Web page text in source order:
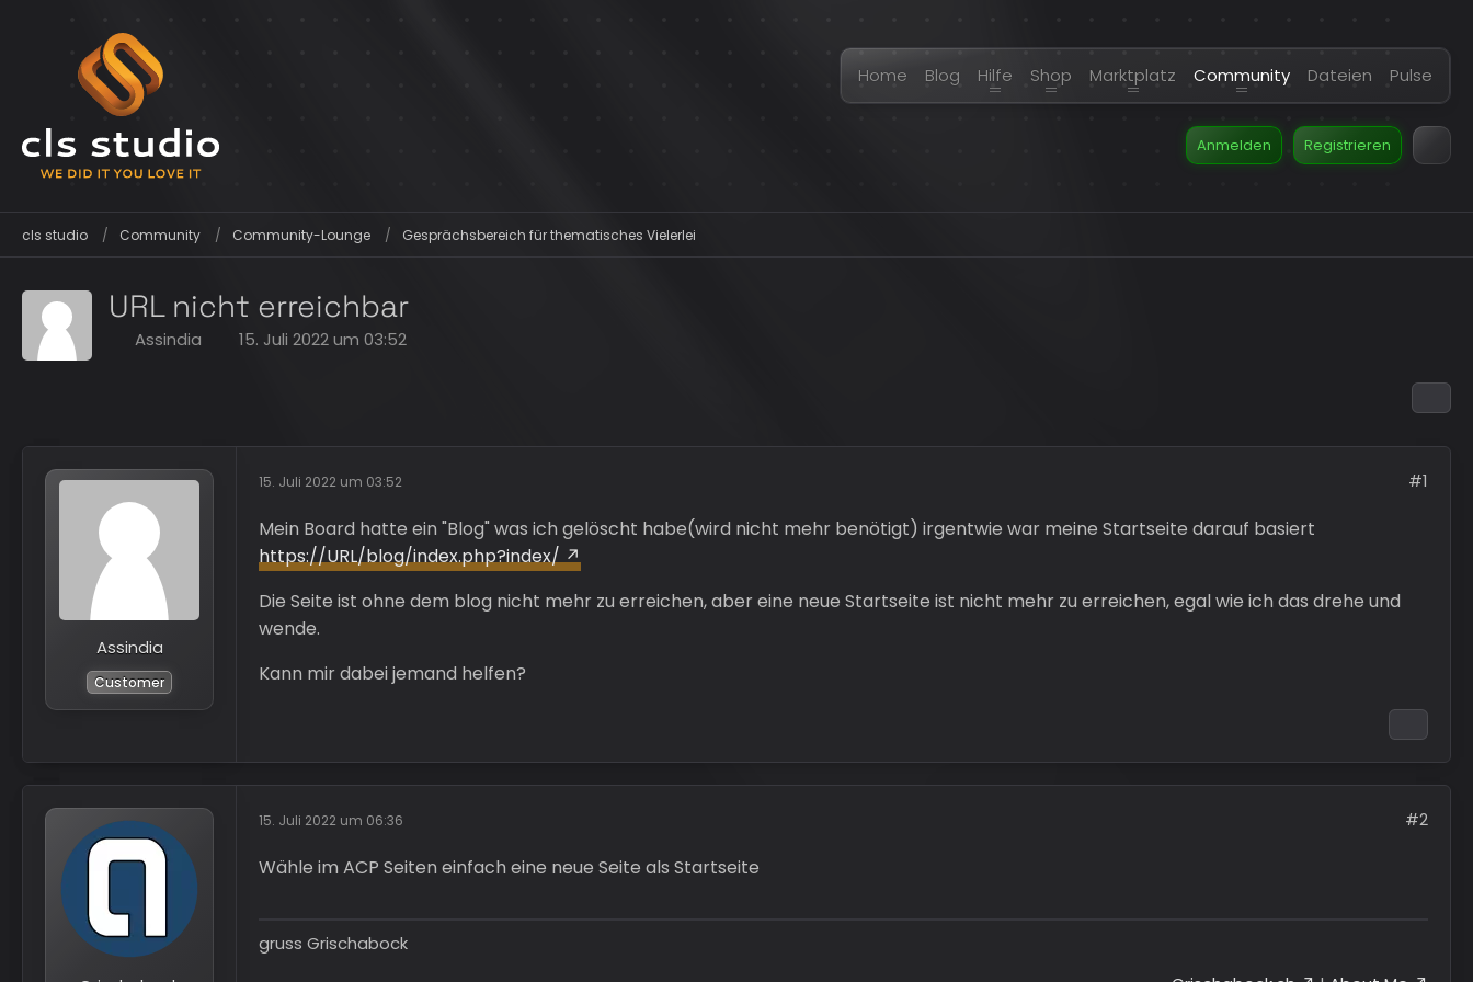
Home Blog Hilfe Shop Marktplatz Community Dateien Pulse
Anmelden Registrieren
cls studio Community Community-Lounge Gesprächsbereich für thematisches Vielerlei
URL nicht erreichbar
Assindia 15. Juli 2022 um 03:52
Assindia
Customer
15. Juli 2022 um 03:52 #1
Mein Board hatte ein "Blog" was ich gelöscht habe(wird nicht mehr benötigt) irgentwie war meine Startseite darauf basiert
https://URL/blog/index.php?index/
Die Seite ist ohne dem blog nicht mehr zu erreichen, aber eine neue Startseite ist nicht mehr zu erreichen, egal wie ich das drehe und
wende.
Kann mir dabei jemand helfen?
15. Juli 2022 um 06:36 #2
Wähle im ACP Seiten einfach eine neue Seite als Startseite
gruss Grischabock